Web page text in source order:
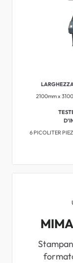
2100mm x
6 PICOLITER